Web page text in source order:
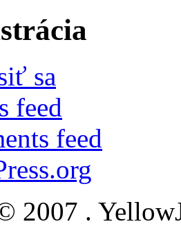
sa
feed
feed
2007 .